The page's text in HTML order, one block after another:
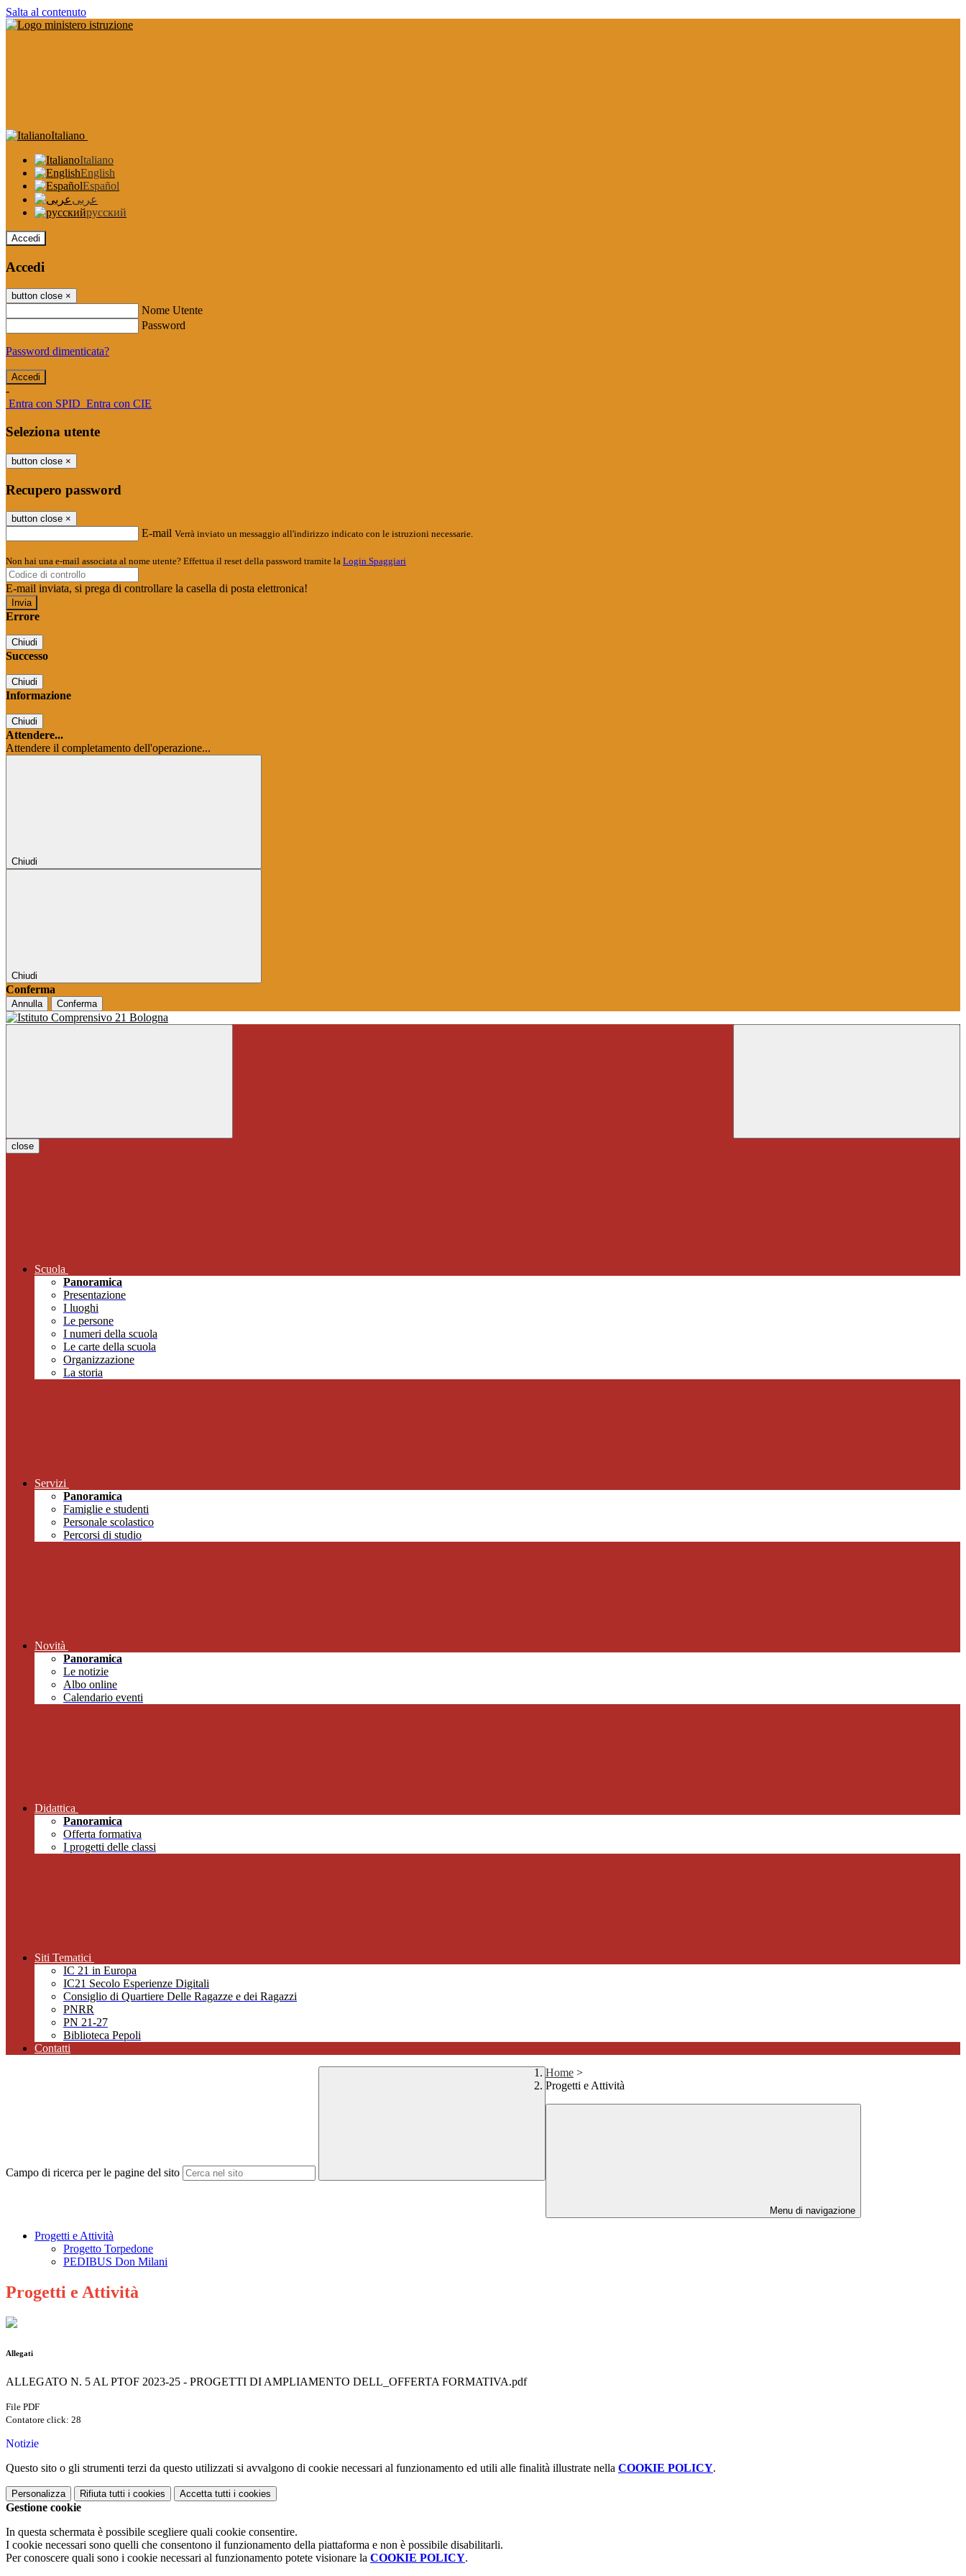
Salta al contenuto
Italiano
Italiano
English
Español
عربى
русский
Accedi
Accedi
button close ×
Nome Utente
Password
Password dimenticata?
-
Entra con SPID Entra con CIE
Seleziona utente
button close ×
Recupero password
button close ×
E-mail Verrà inviato un messaggio all'indirizzo indicato con le istruzioni necessarie.
Non hai una e-mail associata al nome utente? Effettua il reset della password tramite la Login Spaggiari
E-mail inviata, si prega di controllare la casella di posta elettronica!
Errore
Chiudi
Successo
Chiudi
Informazione
Chiudi
Attendere...
Attendere il completamento dell'operazione...
Chiudi
Chiudi
Conferma
Annulla Conferma
close
Scuola
Panoramica
Presentazione
I luoghi
Le persone
I numeri della scuola
Le carte della scuola
Organizzazione
La storia
Servizi
Panoramica
Famiglie e studenti
Personale scolastico
Percorsi di studio
Novità
Panoramica
Le notizie
Albo online
Calendario eventi
Didattica
Panoramica
Offerta formativa
I progetti delle classi
Siti Tematici
IC 21 in Europa
IC21 Secolo Esperienze Digitali
Consiglio di Quartiere Delle Ragazze e dei Ragazzi
PNRR
PN 21-27
Biblioteca Pepoli
Contatti
Campo di ricerca per le pagine del sito
Home >
Progetti e Attività
Menu di navigazione
Progetti e Attività
Progetto Torpedone
PEDIBUS Don Milani
Progetti e Attività
Allegati
ALLEGATO N. 5 AL PTOF 2023-25 - PROGETTI DI AMPLIAMENTO DELL_OFFERTA FORMATIVA.pdf
File PDF
Contatore click: 28
Notizie
Questo sito o gli strumenti terzi da questo utilizzati si avvalgono di cookie necessari al funzionamento ed utili alle finalità illustrate nella COOKIE POLICY.
Personalizza Rifiuta tutti i cookies Accetta tutti i cookies
Gestione cookie
In questa schermata è possibile scegliere quali cookie consentire.
I cookie necessari sono quelli che consentono il funzionamento della piattaforma e non è possibile disabilitarli.
Per conoscere quali sono i cookie necessari al funzionamento potete visionare la COOKIE POLICY.